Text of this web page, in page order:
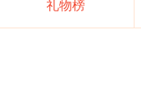
礼物榜